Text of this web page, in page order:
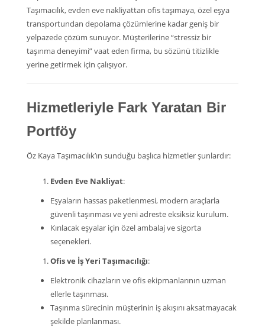
Taşımacılık, evden eve nakliyattan ofis taşımaya, özel eşya
transportundan depolama çözümlerine kadar geniş bir
yelpazede çözüm sunuyor. Müşterilerine “stressiz bir
taşınma deneyimi” vaat eden firma, bu sözünü titizlikle
yerine getirmek için çalışıyor.
Hizmetleriyle Fark Yaratan Bir
Portföy
Öz Kaya Taşımacılık’ın sunduğu başlıca hizmetler şunlardır:
Evden Eve Nakliyat:
Eşyaların hassas paketlenmesi, modern araçlarla
güvenli taşınması ve yeni adreste eksiksiz kurulum.
Kırılacak eşyalar için özel ambalaj ve sigorta
seçenekleri.
Ofis ve İş Yeri Taşımacılığı:
Elektronik cihazların ve ofis ekipmanlarının uzman
ellerle taşınması.
Taşınma sürecinin müşterinin iş akışını aksatmayacak
şekilde planlanması.